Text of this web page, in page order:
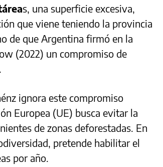
s, una superficie excesiva,
que viene teniendo la provincia
de que Argentina firmó en la
(2022) un compromiso de
ignora este compromiso
Europea (UE) busca evitar la
de zonas deforestadas. En
pretende habilitar el
por año.